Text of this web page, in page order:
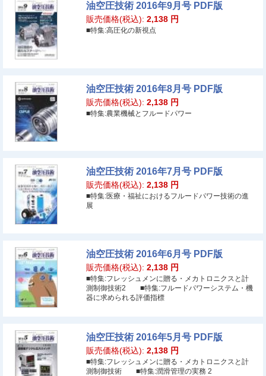
油空圧技術 2016年9月号 PDF版
販売価格(税込): 2,138 円
■特集:高圧化の新視点
油空圧技術 2016年8月号 PDF版
販売価格(税込): 2,138 円
■特集:農業機械とフルードパワー
油空圧技術 2016年7月号 PDF版
販売価格(税込): 2,138 円
■特集:医療・福祉におけるフルードパワー技術の進
展
油空圧技術 2016年6月号 PDF版
販売価格(税込): 2,138 円
■特集:フレッシュメンに贈る・メカトロニクスと計
測制御技術2 ■特集:フルードパワーシステム・機
器に求められる評価指標
油空圧技術 2016年5月号 PDF版
販売価格(税込): 2,138 円
■特集:フレッシュメンに贈る・メカトロニクスと計
測制御技術 ■特集:潤滑管理の実務 2